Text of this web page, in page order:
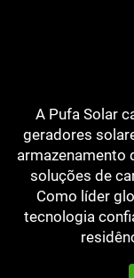
A Pufa Solar
geradores
armazenamento
soluções de
Como líder
tecnologia